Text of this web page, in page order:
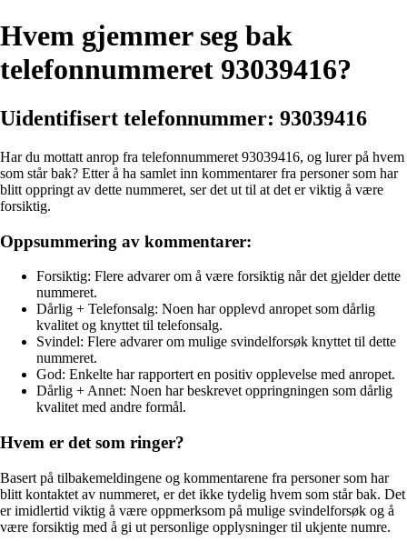
Hvem gjemmer seg bak
telefonnummeret 93039416?
Uidentifisert telefonnummer: 93039416
Har du mottatt anrop fra telefonnummeret 93039416, og lurer på hvem
som står bak? Etter å ha samlet inn kommentarer fra personer som har
blitt oppringt av dette nummeret, ser det ut til at det er viktig å være
forsiktig.
Oppsummering av kommentarer:
Forsiktig: Flere advarer om å være forsiktig når det gjelder dette
nummeret.
Dårlig + Telefonsalg: Noen har opplevd anropet som dårlig
kvalitet og knyttet til telefonsalg.
Svindel: Flere advarer om mulige svindelforsøk knyttet til dette
nummeret.
God: Enkelte har rapportert en positiv opplevelse med anropet.
Dårlig + Annet: Noen har beskrevet oppringningen som dårlig
kvalitet med andre formål.
Hvem er det som ringer?
Basert på tilbakemeldingene og kommentarene fra personer som har
blitt kontaktet av nummeret, er det ikke tydelig hvem som står bak. Det
er imidlertid viktig å være oppmerksom på mulige svindelforsøk og å
være forsiktig med å gi ut personlige opplysninger til ukjente numre.